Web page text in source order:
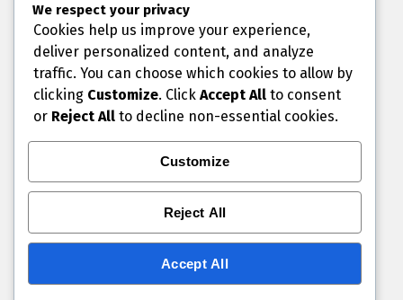
Quem não é visto não é Lembrado.
Chegou a hora de mostrar sua marca, seu produto ou
Entre em Contato Conosco:
contato@portaljandira.com.br
WhatsApp .:(11)-42690715
We respect your privacy
Cookies help us improve your experience,
deliver personalized content, and analyze
traffic. You can choose which cookies to allow by
clicking Customize. Click Accept All to consent
or Reject All to decline non-essential cookies.
Customize
Reject All
Accept All